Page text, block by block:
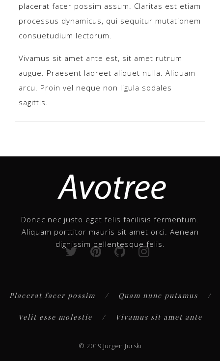
placerat facer possim assum. Claritas est etiam
processus dynamicus, qui sequitur mutationem
consuetudium lectorum.
Vivamus sit amet ante est, sit amet rutrum
augue. Praesent laoreet aliquet nulla. Aliquam
arcu. Proin vel neque non ligula sodales
sagittis.
Donec nec justo eget felis facilisis fermentum.
Aliquam porttitor mauris sit amet orci. Aenean
dignissim pellentesque felis.
Placerat facer possim Quam nunc putamus
Velit esse molestie Vivamus sit amet ante
© 2019 Jürgen Jurski